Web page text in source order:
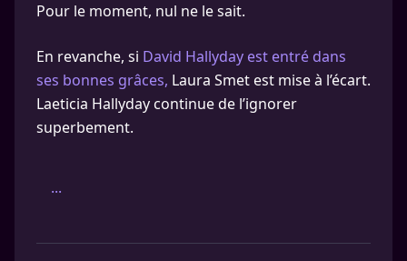
Pour le moment, nul ne le sait.
En revanche, si David Hallyday est entré dans
ses bonnes grâces, Laura Smet est mise à l’écart.
Laeticia Hallyday continue de l’ignorer
superbement.
...